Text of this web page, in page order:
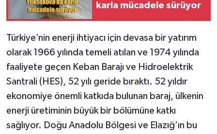
karla mücadele sürüyor
Türkiye’nin enerji ihtiyacı için devasa bir yatırım
olarak 1966 yılında temeli atılan ve 1974 yılında
faaliyete geçen Keban Barajı ve Hidroelektrik
Santrali (HES), 52 yılı geride bıraktı. 52 yıldır
ekonomiye önemli katkıda bulunan baraj, ülkenin
enerji üretiminin büyük bir bölümüne katkı
sağlıyor. Doğu Anadolu Bölgesi ve Elazığ’ın bu